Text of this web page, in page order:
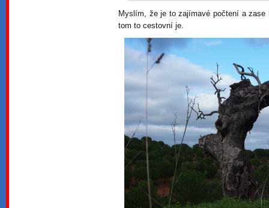
Myslím, že je to zajímavé počtení a
tom to cestovní je.